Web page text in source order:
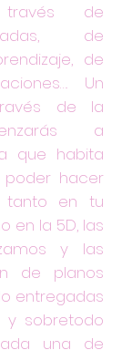
de
de
de
Un
de la
a
que habita
hacer
tanto en tu
en la 5D, las
y las
de planos
entregadas
y sobretodo
una de